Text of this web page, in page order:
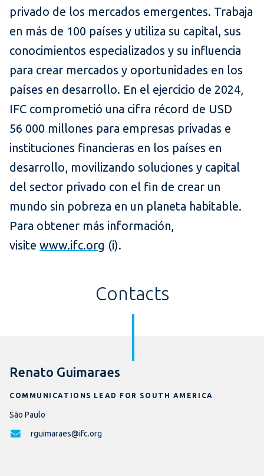
privado de los mercados emergentes. Trabaja
en más de 100 países y utiliza su capital, sus
conocimientos especializados y su influencia
para crear mercados y oportunidades en los
países en desarrollo. En el ejercicio de 2024,
IFC comprometió una cifra récord de USD
56 000 millones para empresas privadas e
instituciones financieras en los países en
desarrollo, movilizando soluciones y capital
del sector privado con el fin de crear un
mundo sin pobreza en un planeta habitable.
Para obtener más información,
visite www.ifc.org (i).
Contacts
Renato Guimaraes
COMMUNICATIONS LEAD FOR SOUTH AMERICA
São Paulo
rguimaraes@ifc.org